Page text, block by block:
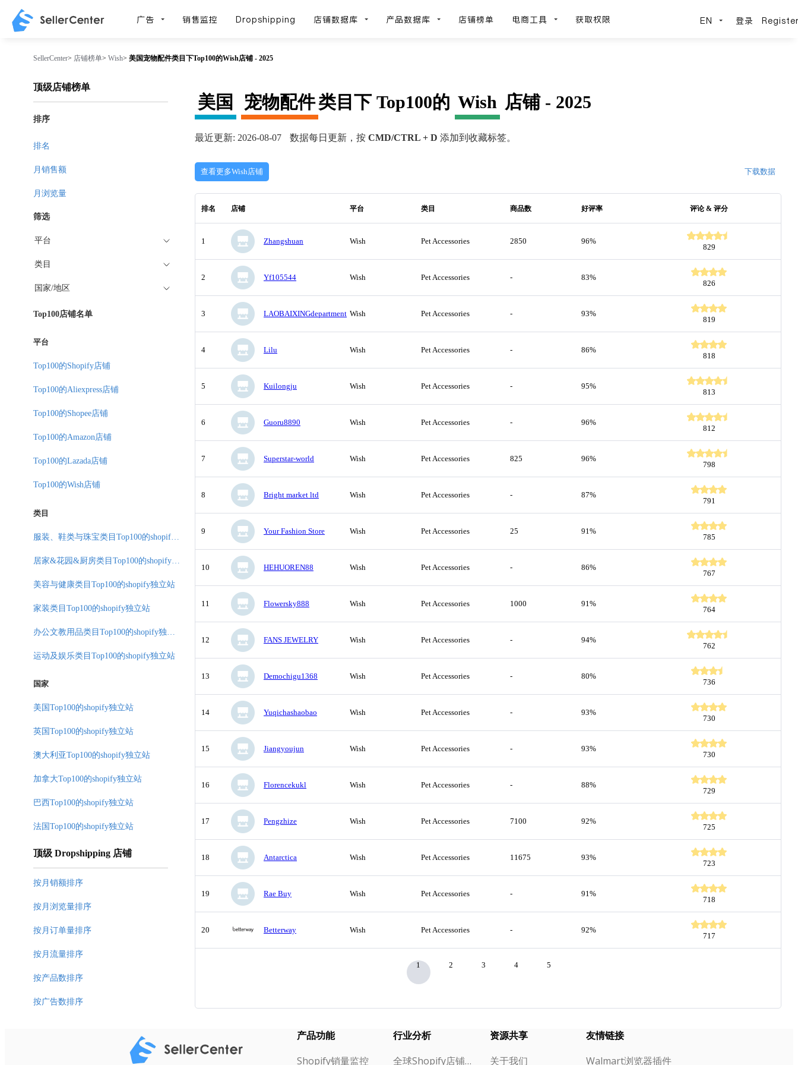
广告 销售监控 Dropshipping 店铺数据库 产品数据库 店铺榜单 电商工具 获取权限 EN 登录
SellerCenter> 店铺榜单> Wish> 美国宠物配件类目下Top100的Wish店铺 - 2025
美国 宠物配件类目下 Top100的 Wish 店铺 - 2025
最近更新: 2026-08-07 数据每日更新，按 CMD/CTRL + D 添加到收藏标签。
查看更多Wish店铺 下载数据
排名 店铺 平台 类目 商品数 好评率 评论 & 评分
1 Zhangshuan Wish Pet Accessories 2850 96%
829
2 Yf105544 Wish Pet Accessories - 83%
826
3 LAOBAIXINGdepartment Wish Pet Accessories - 93%
819
4 Lilu Wish Pet Accessories - 86%
818
5 Kuilongju Wish Pet Accessories - 95%
813
6 Guoru8890 Wish Pet Accessories - 96%
812
7 Superstar-world Wish Pet Accessories 825 96%
798
8 Bright market ltd Wish Pet Accessories - 87%
791
9 Your Fashion Store Wish Pet Accessories 25 91%
785
10 HEHUOREN88 Wish Pet Accessories - 86%
767
11 Flowersky888 Wish Pet Accessories 1000 91%
764
12 FANS JEWELRY Wish Pet Accessories - 94%
762
13 Demochigu1368 Wish Pet Accessories - 80%
736
14 Yuqichashaobao Wish Pet Accessories - 93%
730
15 Jiangyoujun Wish Pet Accessories - 93%
730
16 Florencekukl Wish Pet Accessories - 88%
729
17 Pengzhize Wish Pet Accessories 7100 92%
725
18 Antarctica Wish Pet Accessories 11675 93%
723
19 Rae Buy Wish Pet Accessories - 91%
718
20 Betterway Wish Pet Accessories - 92%
717
1 2 3 4 5
顶级店铺榜单
排序
排名
月销售额
月浏览量
筛选
平台
类目
国家/地区
Top100店铺名单
平台
Top100的Shopify店铺
Top100的Aliexpress店铺
Top100的Shopee店铺
Top100的Amazon店铺
Top100的Lazada店铺
Top100的Wish店铺
类目
美容与健康类目Top100的shopify独立站
家装类目Top100的shopify独立站
运动及娱乐类目Top100的shopify独立站
国家
美国Top100的shopify独立站
英国Top100的shopify独立站
澳大利亚Top100的shopify独立站
加拿大Top100的shopify独立站
巴西Top100的shopify独立站
法国Top100的shopify独立站
顶级 Dropshipping 店铺
按月销额排序
按月浏览量排序
按月订单量排序
按月流量排序
按产品数排序
按广告数排序
产品功能
Shopify销量监控
行业分析
全球Shopify店铺榜单
资源共享
关于我们
友情链接
Walmart浏览器插件